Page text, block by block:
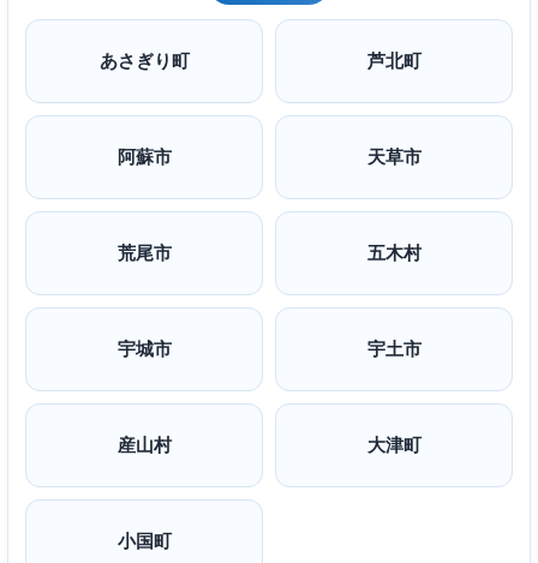
あさぎり町 芦北町
阿蘇市 天草市
荒尾市 五木村
宇城市 宇土市
産山村 大津町
小国町